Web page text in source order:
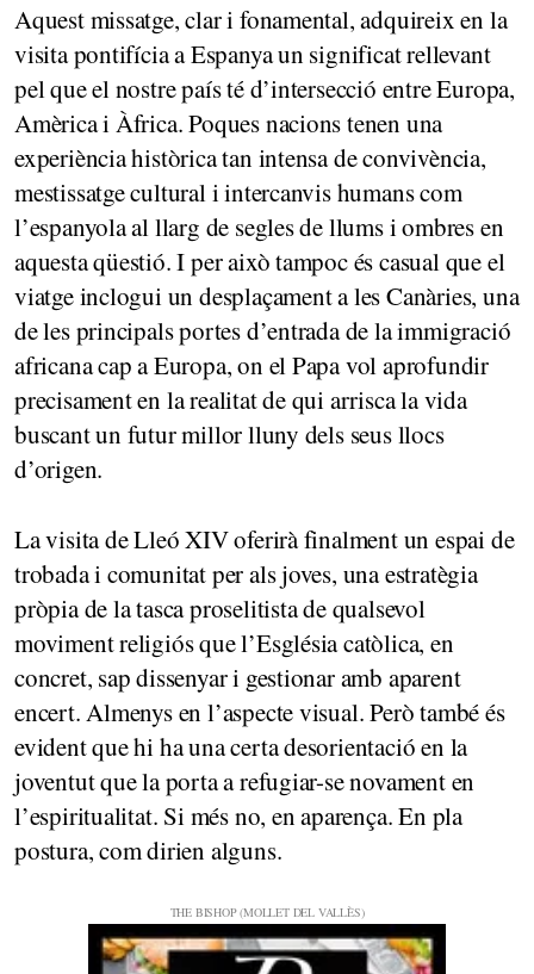
Aquest missatge, clar i fonamental, adquireix en la
visita pontifícia a Espanya un significat rellevant
pel que el nostre país té d’intersecció entre Europa,
Amèrica i Àfrica. Poques nacions tenen una
experiència històrica tan intensa de convivència,
mestissatge cultural i intercanvis humans com
l’espanyola al llarg de segles de llums i ombres en
aquesta qüestió. I per això tampoc és casual que el
viatge inclogui un desplaçament a les Canàries, una
de les principals portes d’entrada de la immigració
africana cap a Europa, on el Papa vol aprofundir
precisament en la realitat de qui arrisca la vida
buscant un futur millor lluny dels seus llocs
d’origen.
La visita de Lleó XIV oferirà finalment un espai de
trobada i comunitat per als joves, una estratègia
pròpia de la tasca proselitista de qualsevol
moviment religiós que l’Església catòlica, en
concret, sap dissenyar i gestionar amb aparent
encert. Almenys en l’aspecte visual. Però també és
evident que hi ha una certa desorientació en la
joventut que la porta a refugiar-se novament en
l’espiritualitat. Si més no, en aparença. En pla
postura, com dirien alguns.